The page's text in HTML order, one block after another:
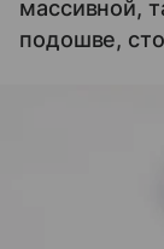
массивной,
подошве,